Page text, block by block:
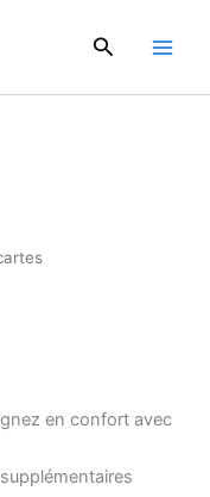
Rechercher
en confort avec